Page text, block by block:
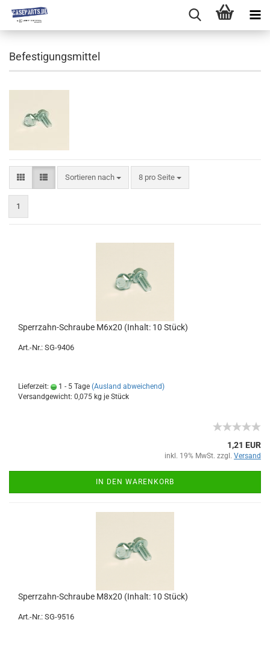
Befestigungsmittel
Sortieren nach 8 pro Seite
1
Sperrzahn-Schraube M6x20 (Inhalt: 10 Stück)
Art.-Nr.: SG-9406
Lieferzeit: 1 - 5 Tage (Ausland abweichend)
Versandgewicht: 0,075 kg je Stück
1,21 EUR
inkl. 19% MwSt. zzgl. Versand
IN DEN WARENKORB
Sperrzahn-Schraube M8x20 (Inhalt: 10 Stück)
Art.-Nr.: SG-9516